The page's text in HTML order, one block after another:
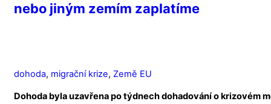
nebo jiným zemím zaplatíme
dohoda, migrační krize, Země EU
Dohoda byla uzavřena po týdnech dohadování o krizovém